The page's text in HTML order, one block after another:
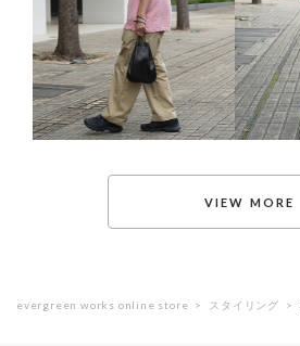
evergreen works online store スタイリング